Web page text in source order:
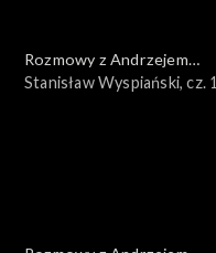
Rozmowy z Andrzejem
Doboszem
Stanisław Wyspiański, cz. 1